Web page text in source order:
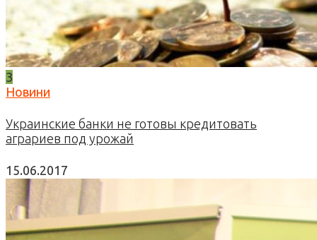
3
Новини
Украинские банки не готовы кредитовать
аграриев под урожай
15.06.2017